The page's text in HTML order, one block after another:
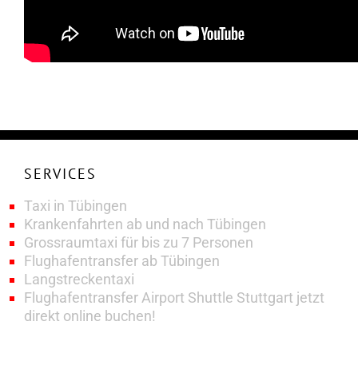
SERVICES
Taxi in Tübingen
Krankenfahrten ab und nach Tübingen
Grossraumtaxi für bis zu 7 Personen
Flughafentransfer ab Tübingen
Langstreckentaxi
Flughafentransfer Airport Shuttle Stuttgart jetzt
direkt online buchen!